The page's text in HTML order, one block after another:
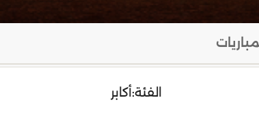
الفئة:أكابر